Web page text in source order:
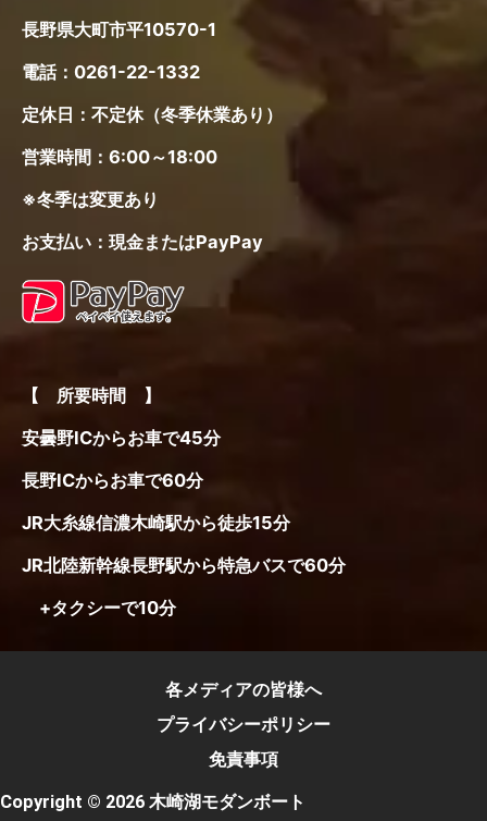
長野県大町市平10570-1
電話： 0261-22-1332
定休日：不定休（冬季休業あり）
営業時間：6:00～18:00
※冬季は変更あり
お支払い：現金またはPayPay
【 所要時間 】
安曇野ICからお車で45分
長野ICからお車で60分
JR大糸線信濃木崎駅から徒歩15分
JR北陸新幹線長野駅から特急バスで60分
+タクシーで10分
各メディアの皆様へ
プライバシーポリシー
免責事項
Copyright © 2026 木崎湖モダンボート